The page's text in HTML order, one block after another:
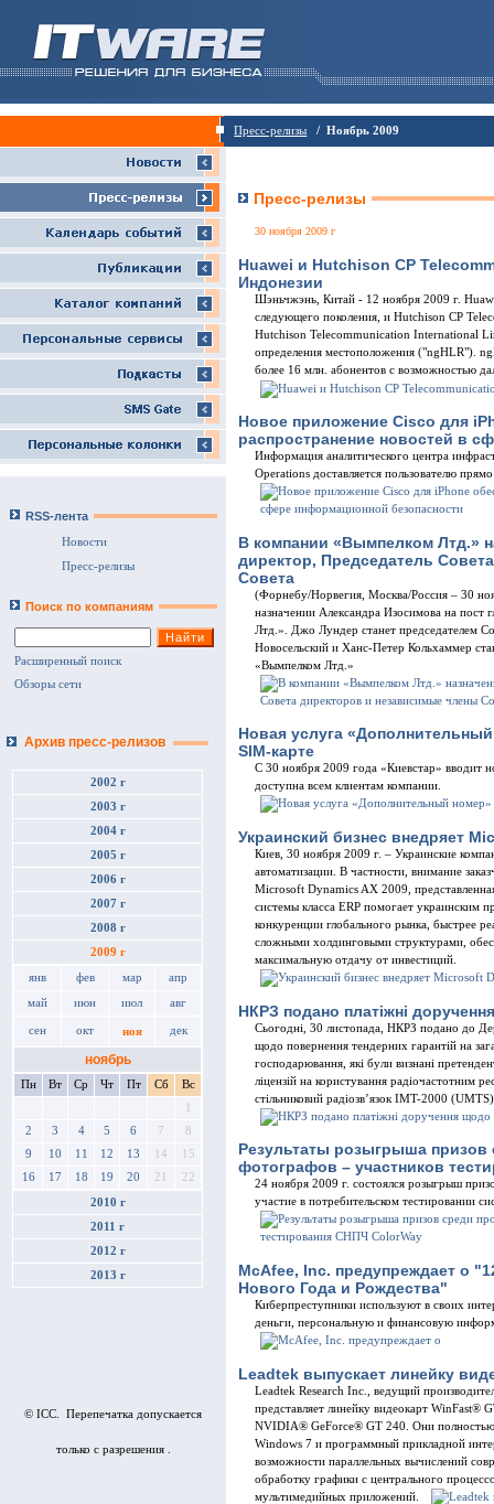
Пресс-релизы / Ноябрь 2009
RSS-лента
Новости
Пресс-релизы
Поиск по компаниям
Расширенный поиск
Обзоры сети
Архив пресс-релизов
2002 г
2003 г
2004 г
2005 г
2006 г
2007 г
2008 г
2009 г
янв фев мар апр
май июн июл авг
сен окт ноя дек
ноябрь
Пн Вт Ср Чт Пт Сб
Вс
1
2
3 4 5 6 7
8
9
10 11 12 13 14
15
16
17 18 19 20 21 22
2010 г
2011 г
2012 г
2013 г
© ICC. Перепечатка допускается
только с разрешения .
Пресс-релизы
30 ноября 2009 г
Huawei и Hutchison CP
Индонезии
Шэньчжэнь, Китай - 12 ноября 2009 г.
следующего поколения, и Hutchison CP
Hutchison Telecommunication International
определения местоположения ("ngHLR").
более 16 млн. абонентов с возможностью
Новое приложение Cisco для
распространение новостей в
Информация аналитического центра
Operations доставляется пользователю
В компании «Вымпелком Лтд.»
директор, Председатель
Совета
(Форнебу/Норвегия, Москва/Россия – 30
назначении Александра Изосимова на пост
Лтд.». Джо Лундер станет председателем
Новосельский и Ханс-Петер Кольхаммер
«Вымпелком Лтд.»
Новая услуга
SIM-карте
С 30 ноября 2009 года «Киевстар» вводит
доступна всем клиентам компании.
Украинский бизнес внедряет
Киев, 30 ноября 2009 г. – Украинские
автоматизации. В частности, внимание
Microsoft Dynamics AX 2009,
системы класса ERP помогает украинским
конкуренции глобального рынка, быстрее
сложными холдинговыми структурами,
максимальную отдачу от инвестиций.
НКРЗ подано платіжні
Сьогодні, 30 листопада, НКРЗ подано до
щодо повернення тендерних гарантій на
господарювання, які були визнані
ліцензій на користування радіочастотним
стільниковий радіозв’язок IMT-2000
Результаты розыгрыша
фотографов – участников
24 ноября 2009 г. состоялся розыгрыш
участие в потребительском тестировании
McAfee, Inc. предупреждает о
Нового Года и Рождества"
Киберпреступники используют в своих
деньги, персональную и финансовую
Leadtek выпускает линейку
Leadtek Research Inc., ведущий
представляет линейку видеокарт WinFast®
NVIDIA® GeForce® GT 240. Они
Windows 7 и программный прикладной
возможности параллельных вычислений
обработку графики с центрального
мультимедийных приложений.